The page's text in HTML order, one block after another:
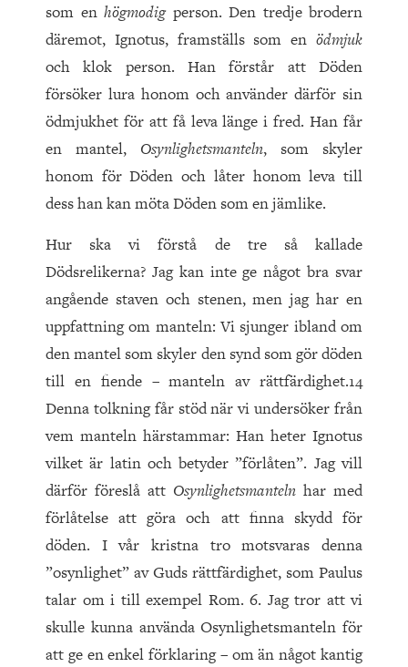
som en högmodig person. Den tredje brodern
däremot, Ignotus, framställs som en ödmjuk
och klok person. Han förstår att Döden
försöker lura honom och använder därför sin
ödmjukhet för att få leva länge i fred. Han får
en mantel, Osynlighetsmanteln, som skyler
honom för Döden och låter honom leva till
dess han kan möta Döden som en jämlike.
Hur ska vi förstå de tre så kallade
Dödsrelikerna? Jag kan inte ge något bra svar
angående staven och stenen, men jag har en
uppfattning om manteln: Vi sjunger ibland om
den mantel som skyler den synd som gör döden
till en fiende – manteln av rättfärdighet.14
Denna tolkning får stöd när vi undersöker från
vem manteln härstammar: Han heter Ignotus
vilket är latin och betyder ”förlåten”. Jag vill
därför föreslå att Osynlighetsmanteln har med
förlåtelse att göra och att finna skydd för
döden. I vår kristna tro motsvaras denna
”osynlighet” av Guds rättfärdighet, som Paulus
talar om i till exempel Rom. 6. Jag tror att vi
skulle kunna använda Osynlighetsmanteln för
att ge en enkel förklaring – om än något kantig